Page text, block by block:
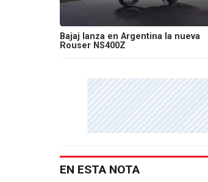
Bajaj lanza en Argentina la nueva
Rouser NS400Z
EN ESTA NOTA